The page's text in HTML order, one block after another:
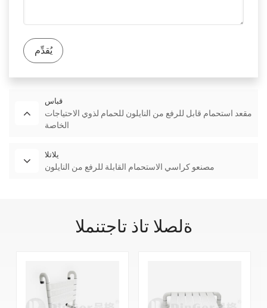
GB020B
مادة
أيضًا تصنيعها وفقًا لحجم العميل
نطاق
التطبيق
يُقدِّم
قباس
مقعد استحمام قابل للرفع من النايلون للحمام لذوي الاحتياجات
الخاصة
يلاتلا
مصنعو كراسي الاستحمام القابلة للرفع من النايلون
ةلصلا تاذ تاجتنملا